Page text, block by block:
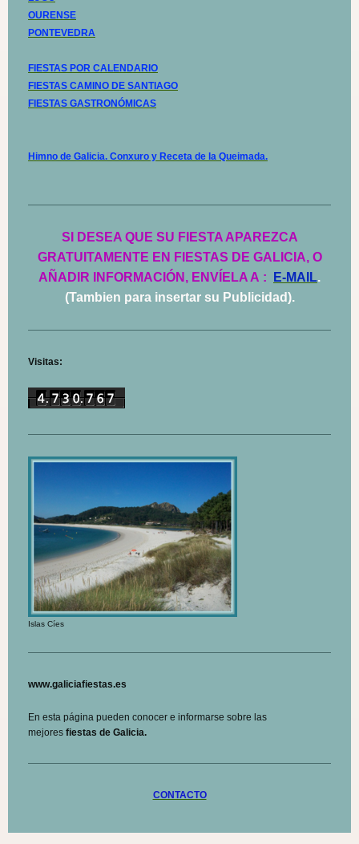
OURENSE
PONTEVEDRA
FIESTAS POR CALENDARIO
FIESTAS CAMINO DE SANTIAGO
FIESTAS GASTRONÓMICAS
Himno de Galicia. Conxuro y Receta de la Queimada.
SI DESEA QUE SU FIESTA APAREZCA
GRATUITAMENTE EN FIESTAS DE GALICIA, O
AÑADIR INFORMACIÓN, ENVÍELA A : E-MAIL.
(Tambien para insertar su Publicidad).
Visitas:
Islas Cíes
www.galiciafiestas.es
En esta página pueden conocer e informarse sobre las
mejores fiestas de Galicia.
CONTACTO